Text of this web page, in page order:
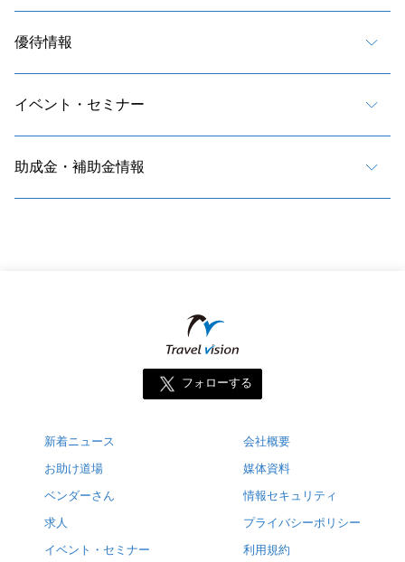
優待情報
イベント・セミナー
助成金・補助金情報
フォローする
新着ニュース
お助け道場
ベンダーさん
求人
イベント・セミナー
会社概要
媒体資料
情報セキュリティ
プライバシーポリシー
利用規約